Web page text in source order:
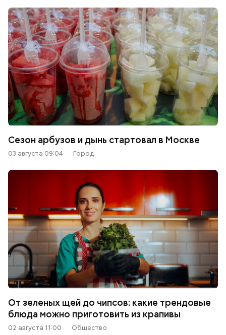
Сезон арбузов и дынь стартовал в Москве
03 августа 09:04 Город
От зеленых щей до чипсов: какие трендовые
блюда можно приготовить из крапивы
02 августа 11:00 Общество